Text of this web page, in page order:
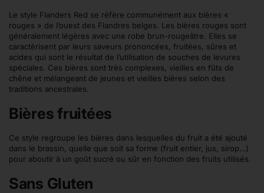
Le style Flanders Red se réfère communément aux bières «
rouges » de l’ouest des Flandres belges. Les bières rouges sont
généralement légères avec une robe brun-rougeâtre. Elles se
caractérisent par leurs saveurs prononcées, fruitées, sûres et
acides qui sont le résultat de l’utilisation de souches de levures
spéciales. Ces bières sont très complexes, vieilles en fûts de
chêne et mélangeant de jeunes et vieilles bières selon des
traditions ancestrales.
Bières fruitées
Ce style regroupe les bières dans lesquelles du fruit a été ajouté
dans le brassin, quelle que soit sa forme (fruit entier, jus, sirop…)
pour aboutir à un goût sucré ou sûr en fonction des fruits utilisés.
Sans Gluten